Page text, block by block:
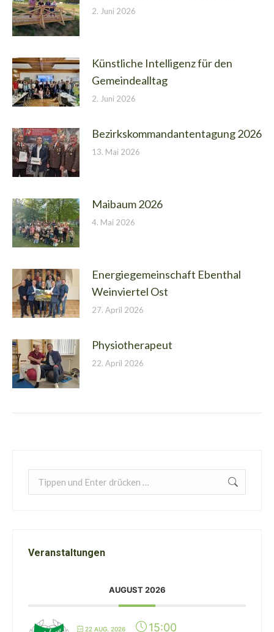
2. Juni 2026
Künstliche Intelligenz für den
Gemeindealltag
2. Juni 2026
Bezirkskommandantentagung 2026
13. Mai 2026
Maibaum 2026
4. Mai 2026
Energiegemeinschaft Ebenthal
Weinviertel Ost
27. April 2026
Physiotherapeut
22. April 2026
Search:
Veranstaltungen
AUGUST 2026
22 AUG. 2026 15:00